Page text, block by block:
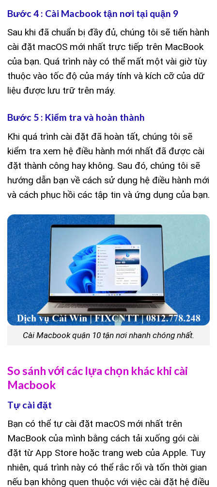
Bước 4 : Cài Macbook tận nơi tại quận 9
Sau khi đã chuẩn bị đầy đủ, chúng tôi sẽ tiến hành
cài đặt macOS mới nhất trực tiếp trên MacBook
của bạn. Quá trình này có thể mất một vài giờ tùy
thuộc vào tốc độ của máy tính và kích cỡ của dữ
liệu được lưu trữ trên máy.
Bước 5 : Kiểm tra và hoàn thành
Khi quá trình cài đặt đã hoàn tất, chúng tôi sẽ
kiểm tra xem hệ điều hành mới nhất đã được cài
đặt thành công hay không. Sau đó, chúng tôi sẽ
hướng dẫn bạn về cách sử dụng hệ điều hành mới
và cách phục hồi các tập tin và ứng dụng của bạn.
Cài Macbook quận 10 tận nơi nhanh chóng nhất.
So sánh với các lựa chọn khác khi cài
Macbook
Tự cài đặt
Bạn có thể tự cài đặt macOS mới nhất trên
MacBook của mình bằng cách tải xuống gói cài
đặt từ App Store hoặc trang web của Apple. Tuy
nhiên, quá trình này có thể rắc rối và tốn thời gian
nếu bạn không quen thuộc với việc cài đặt hệ điều